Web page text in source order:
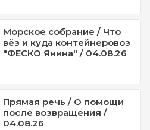
Морское собрание / Что
вёз и куда контейнеровоз
"ФЕСКО Янина" / 04.08.26
Прямая речь / О помощи
после возвращения /
04.08.26